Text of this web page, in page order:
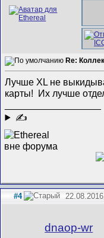
Re:
Лучше XL не
карты! Их лучше
✍
#4
dnaop-wr